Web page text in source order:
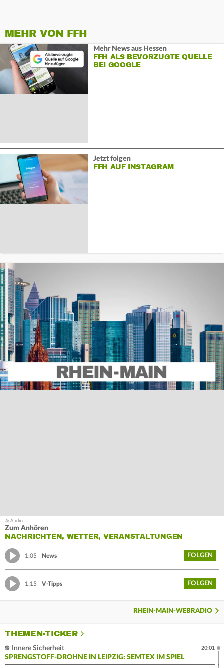
MEHR VON FFH
Mehr News aus Hessen
FFH ALS BEVORZUGTE QUELLE
BEI GOOGLE
Jetzt folgen
FFH AUF INSTAGRAM
Zum Anhören
NACHRICHTEN, WETTER, VERANSTALTUNGEN
1:05 News FOLGEN
1:15 V-Tipps FOLGEN
RHEIN-MAIN-WEBRADIO
THEMEN-TICKER
Innere Sicherheit
SPRENGSTOFF-DROHNE IN LEIPZIG: SEMTEX IM SPIEL
20:01